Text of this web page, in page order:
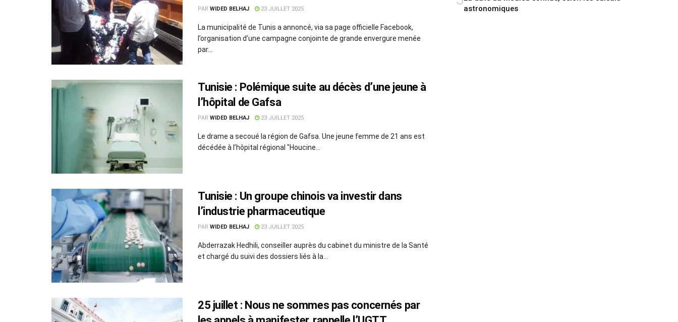
PAR WIDED BELHAJ 23 JUILLET 2025
La municipalité de Tunis a annoncé, via sa page officielle Facebook,
l’organisation d’une campagne conjointe de grande envergure menée
par...
Tunisie : Polémique suite au décès d’une jeune à
l’hôpital de Gafsa
PAR WIDED BELHAJ 23 JUILLET 2025
Le drame a secoué la région de Gafsa. Une jeune femme de 21 ans est
décédée à l’hôpital régional "Houcine...
Tunisie : Un groupe chinois va investir dans
l’industrie pharmaceutique
PAR WIDED BELHAJ 23 JUILLET 2025
Abderrazak Hedhili, conseiller auprès du cabinet du ministre de la Santé
et chargé du suivi des dossiers liés à la...
25 juillet : Nous ne sommes pas concernés par
astronomiques